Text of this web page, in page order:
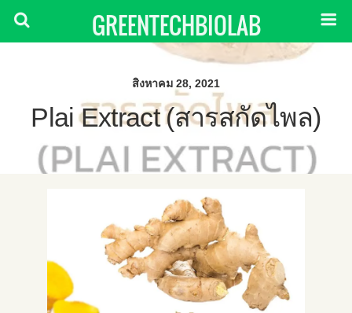
GREENTECHBIOLAB
สิงหาคม 28, 2021
Plai Extract (สารสกัดไพล)